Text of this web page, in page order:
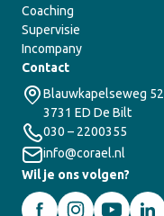
Coaching
Supervisie
Incompany
Contact
Blauwkapelseweg 52
3731 ED De Bilt
030 – 2200355
info@corael.nl
Wil je ons volgen?